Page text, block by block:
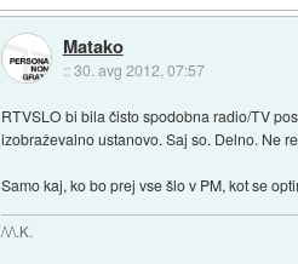
Matako
::30. avg 2012, 07:57
RTVSLO bi bila čisto spodobna radio/TV
izobraževalno ustanovo. Saj so. Delno. Ne
Samo kaj, ko bo prej vse šlo v PM, kot se
/\/\.K.